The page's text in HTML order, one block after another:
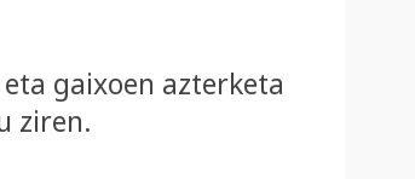
gaixoen azterketa
ziren.